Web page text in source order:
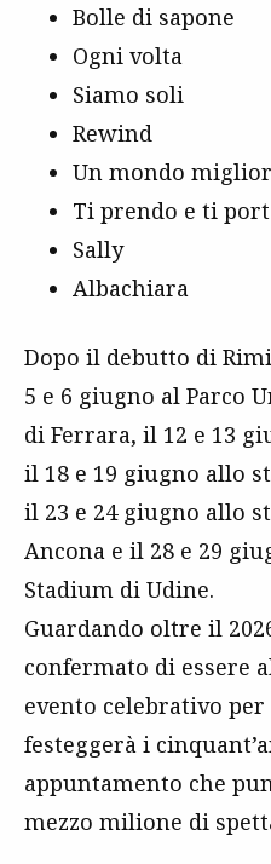
Bolle di sapone
Ogni volta
Siamo soli
Rewind
Un mondo
Ti prendo e ti
Sally
Albachiara
Dopo il debutto di
5 e 6 giugno al Parco
di Ferrara, il 12 e 13
il 18 e 19 giugno allo
il 23 e 24 giugno allo
Ancona e il 28 e 29
Stadium di Udine.
Guardando oltre il
confermato di essere
evento celebrativo
festeggerà i
appuntamento che
mezzo milione di